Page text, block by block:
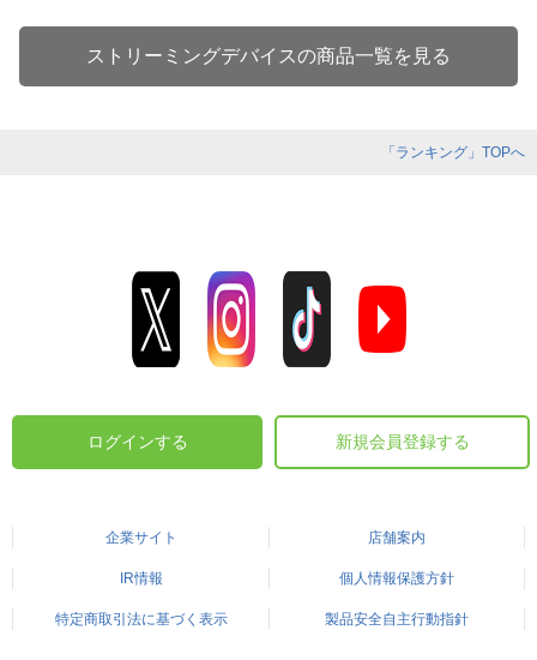
ストリーミングデバイスの商品一覧を見る
「ランキング」TOPへ
ログインする 新規会員登録する
企業サイト 店舗案内
IR情報 個人情報保護方針
特定商取引法に基づく表示 製品安全自主行動指針